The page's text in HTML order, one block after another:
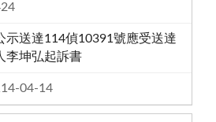
示送達114偵10391號應受送達
李坤弘起訴書
04-14